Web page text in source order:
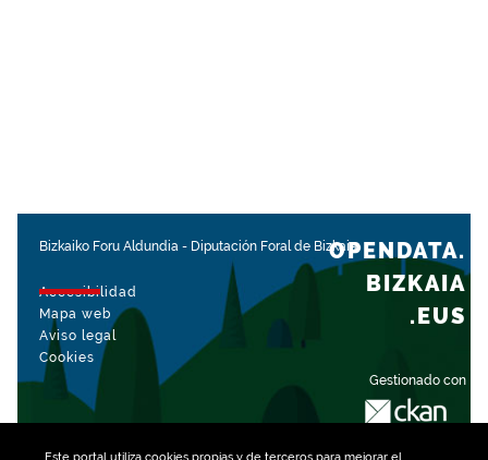
Bizkaiko Foru Aldundia - Diputación Foral de Bizkaia
Accesibilidad
Mapa web
Aviso legal
Cookies
Gestionado con
OPENDATA.
BIZKAIA
.EUS